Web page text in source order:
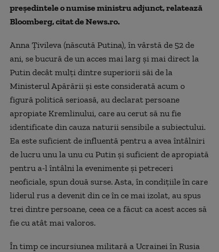
preşedintele o numise ministru adjunct, relatează
Bloomberg, citat de News.ro.
Anna Ţivileva (născută Putina), în vârstă de 52 de
ani, se bucură de un acces mai larg şi mai direct la
Putin decât mulţi dintre superiorii săi de la
Ministerul Apărării şi este considerată acum o
figură politică serioasă, au declarat persoane
apropiate Kremlinului, care au cerut să nu fie
identificate din cauza naturii sensibile a subiectului.
Ea este suficient de influentă pentru a avea întâlniri
de lucru unu la unu cu Putin şi suficient de apropiată
pentru a-l întâlni la evenimente şi petreceri
neoficiale, spun două surse. Asta, în condiţiile în care
liderul rus a devenit din ce în ce mai izolat, au spus
trei dintre persoane, ceea ce a făcut ca acest acces să
fie cu atât mai valoros.
În timp ce incursiunea militară a Ucrainei în Rusia